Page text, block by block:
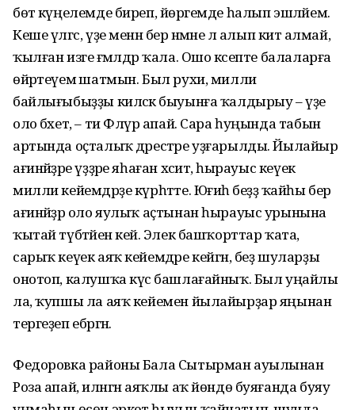
бөтә күңелемде биреп, йөрәгемде һалып эшләйем.
Кеше үлгәс, үҙе менән бер нәмәне лә алып китә алмай, ә
ҡылған изге ғәмәлдәр ҡала. Ошо кәсепте балаларға
өйрәтеүемә шатмын. Был рухи, милли
байлығыбыҙҙы киләсәк быуынға ҡалдырыу – үҙе
оло бәхет, – ти Флүрә апай. Сара һуңында табын
артында оҫталыҡ дәрестәре уҙғарылды. Йылайыр
ағинәйҙәре үҙҙәре яһаған хәситә, һырауыс кеүек
милли кейемдәрҙе күрһәтте. Юғиһә беҙҙә ҡайһы бер
ағинәйҙәр оло яулыҡ аҫтынан һырауыс урынына
ҡытай түбәтәйен кейә. Элек башҡорттар ҡата,
сарыҡ кеүек аяҡ кейемдәре кейгән, беҙ шуларҙы
онотоп, калушҡа күсә башлағайныҡ. Был уңайлы
ла, ҡупшы ла аяҡ кейемен йылайырҙар яңынан
тергеҙеп ебәргән.
Федоровка районы Бала Сытырман ауылынан
Роза апай, иләнгән аяҡлы аҡ йөндө буяғанда буяу